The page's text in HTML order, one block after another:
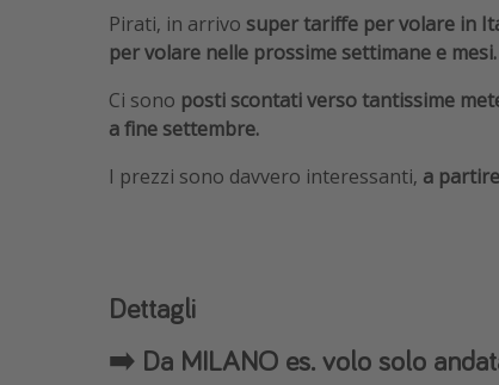
Pirati, in arrivo super tariffe per volare in
per volare nelle prossime settimane e mesi.
Ci sono posti scontati verso tantissime
a fine settembre.
I prezzi sono davvero interessanti, a
Dettagli
➡️ Da MILANO es. volo solo